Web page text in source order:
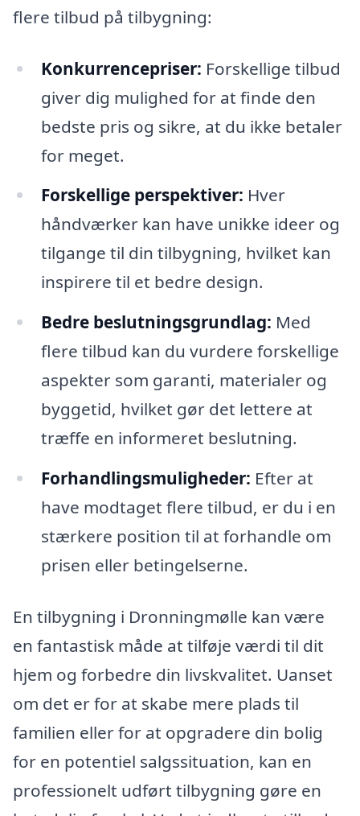
flere tilbud på tilbygning:
Konkurrencepriser: Forskellige tilbud
giver dig mulighed for at finde den
bedste pris og sikre, at du ikke betaler
for meget.
Forskellige perspektiver: Hver
håndværker kan have unikke ideer og
tilgange til din tilbygning, hvilket kan
inspirere til et bedre design.
Bedre beslutningsgrundlag: Med
flere tilbud kan du vurdere forskellige
aspekter som garanti, materialer og
byggetid, hvilket gør det lettere at
træffe en informeret beslutning.
Forhandlingsmuligheder: Efter at
have modtaget flere tilbud, er du i en
stærkere position til at forhandle om
prisen eller betingelserne.
En tilbygning i Dronningmølle kan være
en fantastisk måde at tilføje værdi til dit
hjem og forbedre din livskvalitet. Uanset
om det er for at skabe mere plads til
familien eller for at opgradere din bolig
for en potentiel salgssituation, kan en
professionelt udført tilbygning gøre en